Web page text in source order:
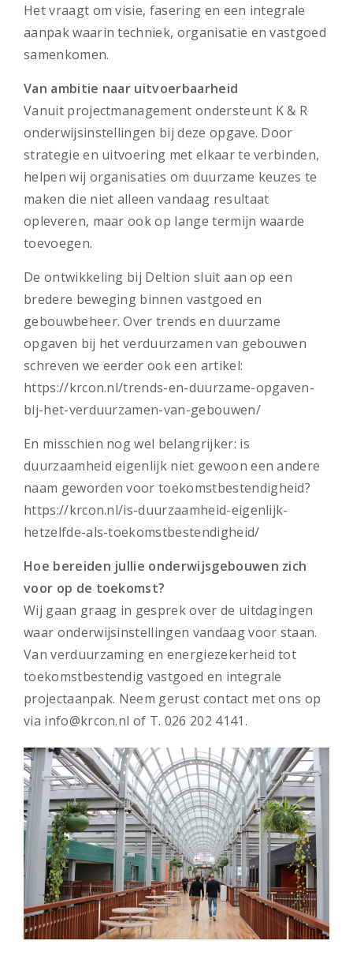
Het vraagt om visie, fasering en een integrale
aanpak waarin techniek, organisatie en vastgoed
samenkomen.
Van ambitie naar uitvoerbaarheid
Vanuit projectmanagement ondersteunt K & R
onderwijsinstellingen bij deze opgave. Door
strategie en uitvoering met elkaar te verbinden,
helpen wij organisaties om duurzame keuzes te
maken die niet alleen vandaag resultaat
opleveren, maar ook op lange termijn waarde
toevoegen.
De ontwikkeling bij Deltion sluit aan op een
bredere beweging binnen vastgoed en
gebouwbeheer. Over trends en duurzame
opgaven bij het verduurzamen van gebouwen
schreven we eerder ook een artikel:
https://krcon.nl/trends-en-duurzame-opgaven-
bij-het-verduurzamen-van-gebouwen/
En misschien nog wel belangrijker: is
duurzaamheid eigenlijk niet gewoon een andere
naam geworden voor toekomstbestendigheid?
https://krcon.nl/is-duurzaamheid-eigenlijk-
hetzelfde-als-toekomstbestendigheid/
Hoe bereiden jullie onderwijsgebouwen zich
voor op de toekomst?
Wij gaan graag in gesprek over de uitdagingen
waar onderwijsinstellingen vandaag voor staan.
Van verduurzaming en energiezekerheid tot
toekomstbestendig vastgoed en integrale
projectaanpak. Neem gerust contact met ons op
via info@krcon.nl of T. 026 202 4141.